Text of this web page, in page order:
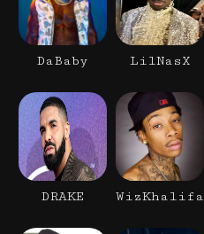
DaBaby LilNasX
DRAKE WizKhalifa